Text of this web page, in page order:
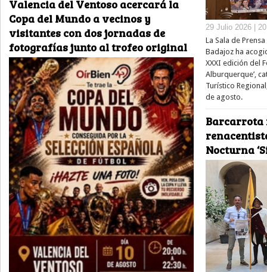
Valencia del Ventoso acercará la
Copa del Mundo a vecinos y
visitantes con dos jornadas de
fotografías junto al trofeo original
29 Julio 2026 |
La Sala de
Badajoz ha
XXXI edición del
Alburquerque’,
Turístico
de agosto.
Barcarrota
Nocturna